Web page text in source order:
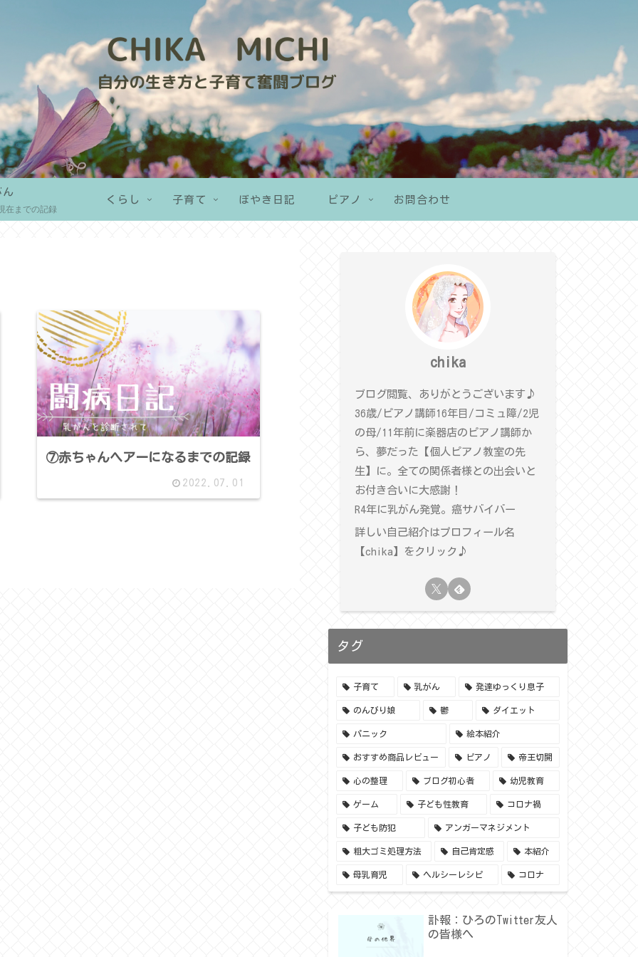
ん
在までの記録
くらし 子育て ぼやき日記 ピアノ お問合わせ
⑦赤ちゃんヘアーになるまでの記録
2022.07.01
chika
ブログ閲覧、ありがとうございます♪
36歳/ピアノ講師16年目/コミュ障/2児
の母/11年前に楽器店のピアノ講師か
ら、夢だった【個人ピアノ教室の先
生】に。全ての関係者様との出会いと
お付き合いに大感謝！
R4年に乳がん発覚。癌サバイバー
詳しい自己紹介はプロフィール名
【chika】をクリック♪
タグ
子育て 乳がん 発達ゆっくり息子
のんびり娘 鬱 ダイエット
パニック 絵本紹介
おすすめ商品レビュー ピアノ 帝王切開
心の整理 ブログ初心者 幼児教育
ゲーム 子ども性教育 コロナ禍
子ども防犯 アンガーマネジメント
粗大ゴミ処理方法 自己肯定感 本紹介
母乳育児 ヘルシーレシピ コロナ
訃報：ひろのTwitter友人
の皆様へ